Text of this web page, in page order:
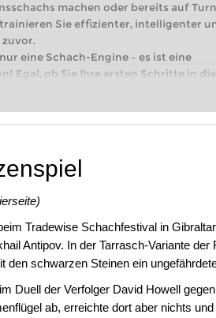
machen oder bereits auf
trainieren Sie effizienter, intelligenter
eine Schach-Engine – es ist eine
Egal, ob Sie Ihre ersten Schritte in
oder bereits auf Turnierniveau
Tradewise Schachfestival in
Antipov. In der Tarrasch-Variante der
den schwarzen Steinen ein
Duell der Verfolger David Howell
ab, erreichte dort aber nichts